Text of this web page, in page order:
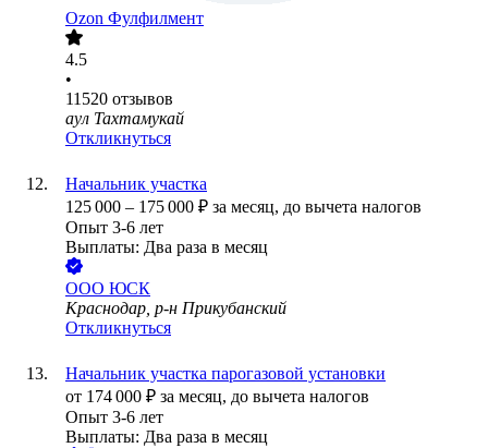
Ozon Фулфилмент
4.5
•
11520 отзывов
аул Тахтамукай
Откликнуться
Начальник участка
125 000 – 175 000 ₽ за месяц, до вычета налогов
Опыт 3-6 лет
Выплаты: Два раза в месяц
ООО ЮСК
Краснодар, р-н Прикубанский
Откликнуться
Начальник участка парогазовой установки
от 174 000 ₽ за месяц, до вычета налогов
Опыт 3-6 лет
Выплаты: Два раза в месяц